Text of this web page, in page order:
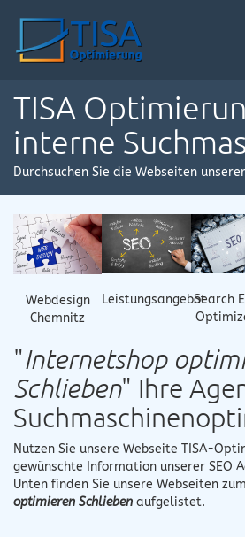
TISA
interne
Durchsuchen Sie die Webseiten
Webdesign
Chemnitz
LeistungsangebotSearch
"Internetshop
Schlieben" Ihre
Nutzen Sie unsere Webseite TISA-
gewünschte Information unserer SEO
Unten finden Sie unsere Webseiten
optimieren Schlieben aufgelistet.